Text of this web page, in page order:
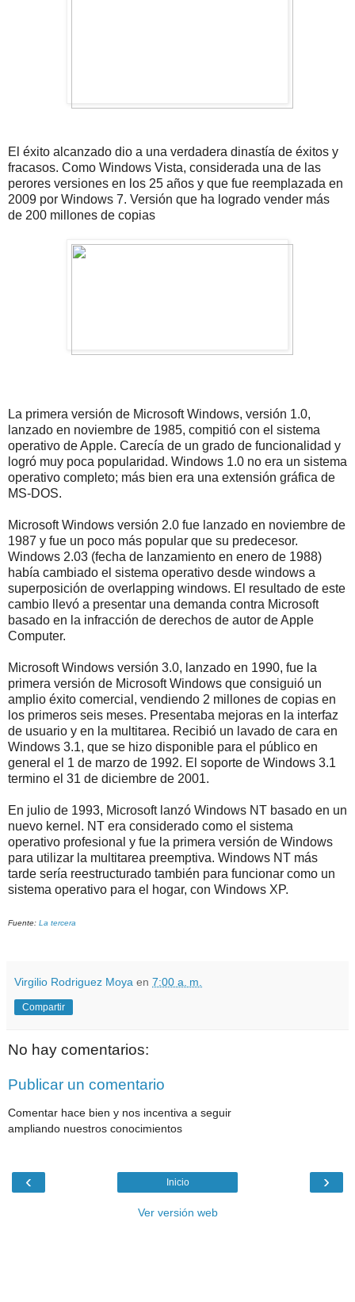
El éxito alcanzado dio a una verdadera dinastía de éxitos y
fracasos. Como Windows Vista, considerada una de las
perores versiones en los 25 años y que fue reemplazada en
2009 por Windows 7. Versión que ha logrado vender más
de 200 millones de copias
La primera versión de Microsoft Windows, versión 1.0,
lanzado en noviembre de 1985, compitió con el sistema
operativo de Apple. Carecía de un grado de funcionalidad y
logró muy poca popularidad. Windows 1.0 no era un sistema
operativo completo; más bien era una extensión gráfica de
MS-DOS.
Microsoft Windows versión 2.0 fue lanzado en noviembre de
1987 y fue un poco más popular que su predecesor.
Windows 2.03 (fecha de lanzamiento en enero de 1988)
había cambiado el sistema operativo desde windows a
superposición de overlapping windows. El resultado de este
cambio llevó a presentar una demanda contra Microsoft
basado en la infracción de derechos de autor de Apple
Computer.
Microsoft Windows versión 3.0, lanzado en 1990, fue la
primera versión de Microsoft Windows que consiguió un
amplio éxito comercial, vendiendo 2 millones de copias en
los primeros seis meses. Presentaba mejoras en la interfaz
de usuario y en la multitarea. Recibió un lavado de cara en
Windows 3.1, que se hizo disponible para el público en
general el 1 de marzo de 1992. El soporte de Windows 3.1
termino el 31 de diciembre de 2001.
En julio de 1993, Microsoft lanzó Windows NT basado en un
nuevo kernel. NT era considerado como el sistema
operativo profesional y fue la primera versión de Windows
para utilizar la multitarea preemptiva. Windows NT más
tarde sería reestructurado también para funcionar como un
sistema operativo para el hogar, con Windows XP.
Fuente: La tercera
Virgilio Rodriguez Moya en 7:00 a. m.
Compartir
No hay comentarios:
Publicar un comentario
Comentar hace bien y nos incentiva a seguir
ampliando nuestros conocimientos
‹ ›
Inicio
Ver versión web